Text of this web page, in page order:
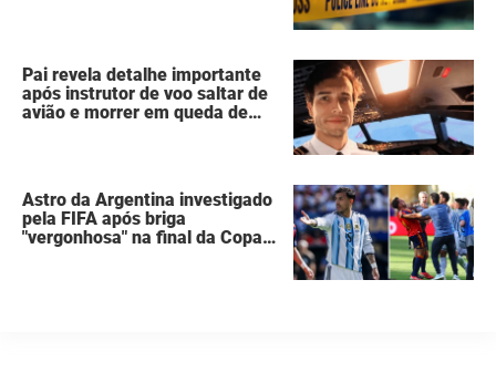
Pai revela detalhe importante
após instrutor de voo saltar de
avião e morrer em queda de
Astro da Argentina investigado
pela FIFA após briga
"vergonhosa" na final da Copa